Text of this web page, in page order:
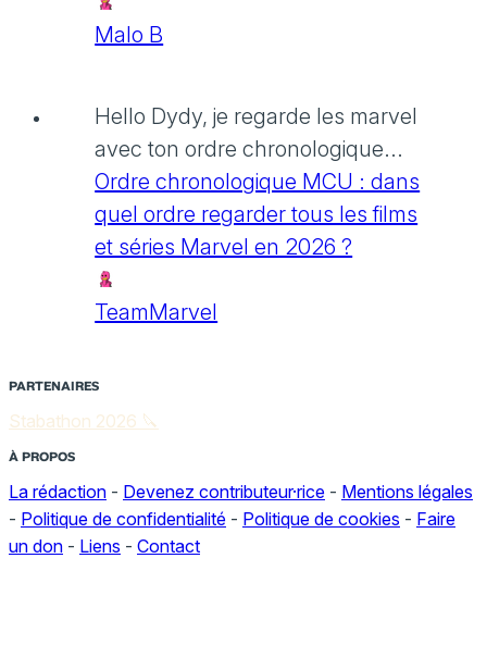
Malo B
Hello Dydy, je regarde les marvel
avec ton ordre chronologique...
Ordre chronologique MCU : dans
quel ordre regarder tous les films
et séries Marvel en 2026 ?
TeamMarvel
PARTENAIRES
Stabathon 2026 🔪
À PROPOS
La rédaction - Devenez contributeur·rice - Mentions légales
- Politique de confidentialité - Politique de cookies - Faire
un don - Liens - Contact